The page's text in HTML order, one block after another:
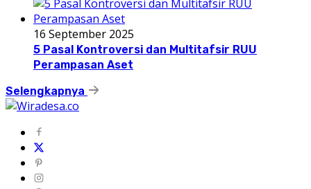
16 September 2025
5 Pasal Kontroversi dan Multitafsir RUU
Perampasan Aset
Selengkapnya